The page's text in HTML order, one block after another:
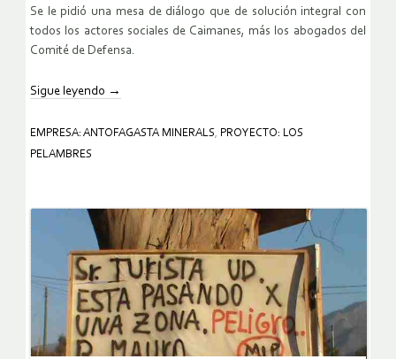
Se le pidió una mesa de diálogo que de solución integral con
todos los actores sociales de Caimanes, más los abogados del
Comité de Defensa.
Sigue leyendo →
EMPRESA: ANTOFAGASTA MINERALS, PROYECTO: LOS
PELAMBRES